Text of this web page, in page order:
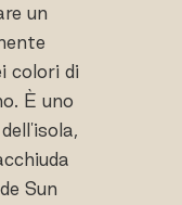
un
colori di
È uno
Sun